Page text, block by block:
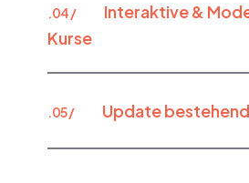
.04 /
Interaktive &
Kurse
.05 / Update